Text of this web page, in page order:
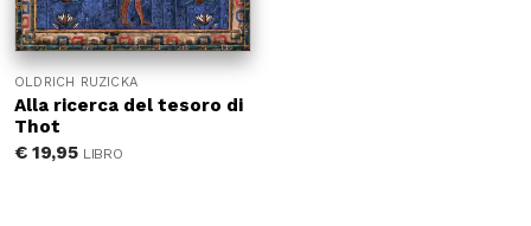
OLDRICH RUZICKA
Alla ricerca del tesoro di
Thot
€19,95 LIBRO